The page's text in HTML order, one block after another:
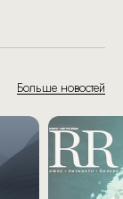
Больше новостей